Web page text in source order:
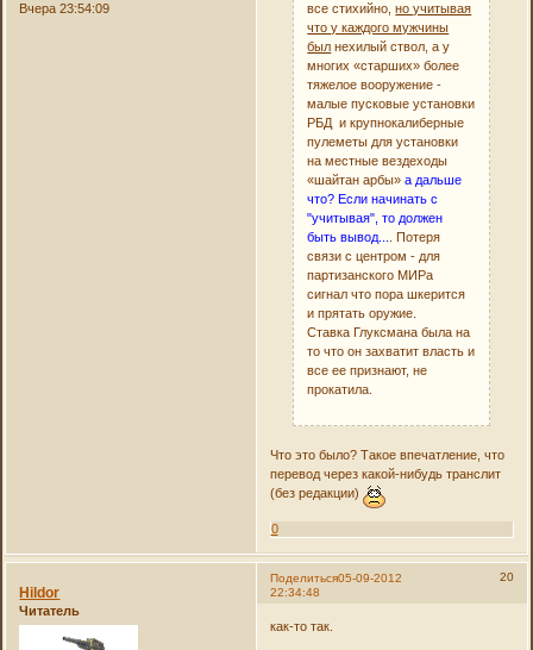
Вчера 23:54:09
все стихийно,но учитывая
что у каждого мужчины
был нехилый ствол, а у
многих «старших» более
тяжелое вооружение -
малые пусковые установки
РБД и крупнокалиберные
пулеметы для установки
на местные вездеходы
«шайтан арбы»а дальше
что? Если начинать с
"учитывая", то должен
быть вывод...
. Потеря
связи с центром - для
партизанского МИРа
сигнал что пора шкерится
и прятать оружие.
Ставка Глуксмана была на
то что он захватит власть и
все ее признают, не
прокатила.
Что это было? Такое впечатление, что
перевод через какой-нибудь транслит
(без редакции)
0
Поделиться 20
05-09-2012
22:34:48
Hildor
Читатель
как-то так.